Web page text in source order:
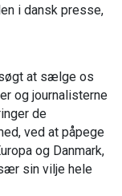
i dansk presse,
at sælge os
og journalisterne
de
ved at påpege
og Danmark,
sin vilje hele